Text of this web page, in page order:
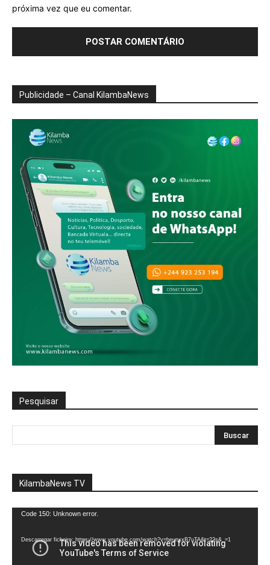
próxima vez que eu comentar.
Publicidade – Canal KilambaNews
Pesquisar
KilambaNews TV
Reprodutor
vídeo
Code 150: Unknown error.
Descarregar ficheiro: https://www.youtube.com/watch?v=heunxxB7uTA&t=22s&_=1